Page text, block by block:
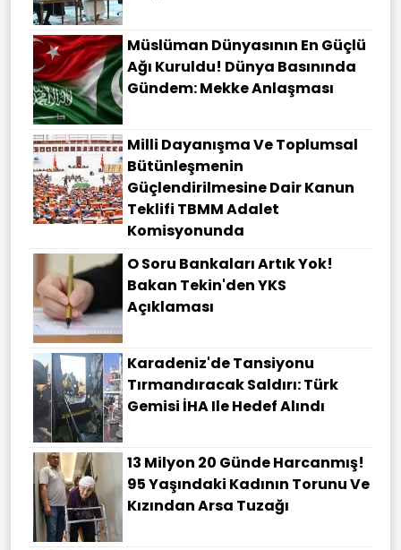
Müslüman Dünyasının En Güçlü
Ağı Kuruldu! Dünya Basınında
Gündem: Mekke Anlaşması
Milli Dayanışma Ve Toplumsal
Bütünleşmenin
Güçlendirilmesine Dair Kanun
Teklifi TBMM Adalet
Komisyonunda
O Soru Bankaları Artık Yok!
Bakan Tekin'den YKS
Açıklaması
Karadeniz'de Tansiyonu
Tırmandıracak Saldırı: Türk
Gemisi İHA Ile Hedef Alındı
13 Milyon 20 Günde Harcanmış!
95 Yaşındaki Kadının Torunu Ve
Kızından Arsa Tuzağı